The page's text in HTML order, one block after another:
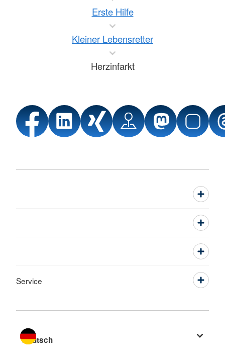
Erste Hilfe
Kleiner Lebensretter
Herzinfarkt
Service
Sprache wechseln zu